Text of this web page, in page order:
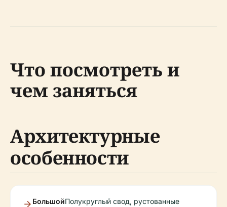
Что посмотреть и
чем заняться
Архитектурные
особенности
БольшойПолукруглый свод, рустованные